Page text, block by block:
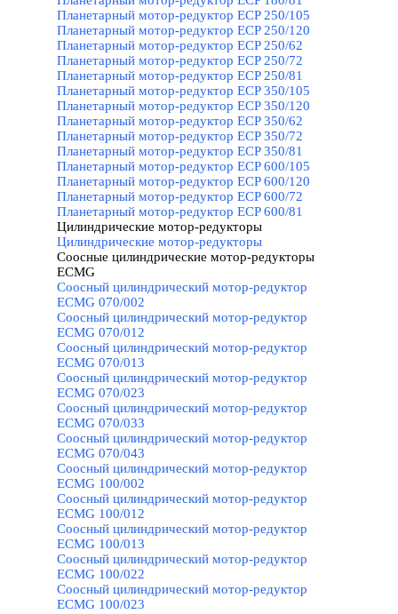
Планетарный мотор-редуктор ECP 250/105
Планетарный мотор-редуктор ECP 250/120
Планетарный мотор-редуктор ECP 250/62
Планетарный мотор-редуктор ECP 250/72
Планетарный мотор-редуктор ECP 250/81
Планетарный мотор-редуктор ECP 350/105
Планетарный мотор-редуктор ECP 350/120
Планетарный мотор-редуктор ECP 350/62
Планетарный мотор-редуктор ECP 350/72
Планетарный мотор-редуктор ECP 350/81
Планетарный мотор-редуктор ECP 600/105
Планетарный мотор-редуктор ECP 600/120
Планетарный мотор-редуктор ECP 600/72
Планетарный мотор-редуктор ECP 600/81
Цилиндрические мотор-редукторы
Цилиндрические мотор-редукторы
Соосные цилиндрические мотор-редукторы
ECMG
Соосный цилиндрический мотор-редуктор
ECMG 070/002
Соосный цилиндрический мотор-редуктор
ECMG 070/012
Соосный цилиндрический мотор-редуктор
ECMG 070/013
Соосный цилиндрический мотор-редуктор
ECMG 070/023
Соосный цилиндрический мотор-редуктор
ECMG 070/033
Соосный цилиндрический мотор-редуктор
ECMG 070/043
Соосный цилиндрический мотор-редуктор
ECMG 100/002
Соосный цилиндрический мотор-редуктор
ECMG 100/012
Соосный цилиндрический мотор-редуктор
ECMG 100/013
Соосный цилиндрический мотор-редуктор
ECMG 100/022
Соосный цилиндрический мотор-редуктор
ECMG 100/023